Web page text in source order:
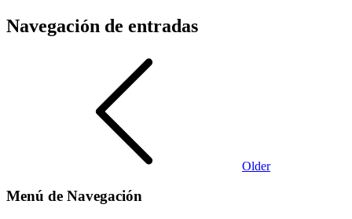
Navegación de entradas
Older
Menú de Navegación